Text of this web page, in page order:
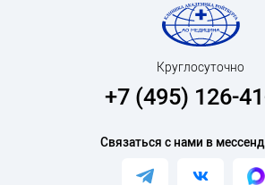
Круглосуточно
+7 (495) 126-
Связаться с нами в